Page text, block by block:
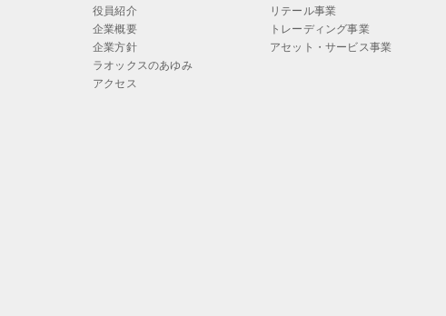
役員紹介
企業概要
企業方針
ラオックスのあゆみ
アクセス
リテール事業
トレーディング事業
アセット・サービス事業